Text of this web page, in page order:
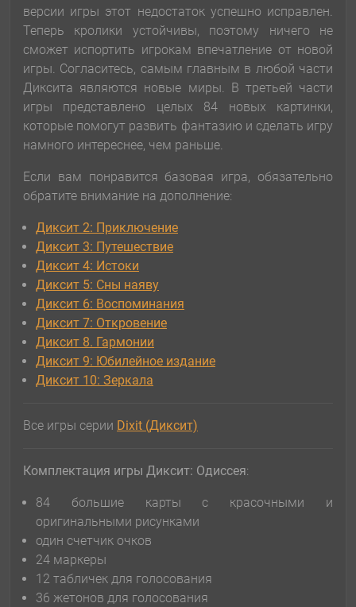
версии игры этот недостаток успешно исправлен.
Теперь кролики устойчивы, поэтому ничего не
сможет испортить игрокам впечатление от новой
игры. Согласитесь, самым главным в любой части
Диксита являются новые миры. В третьей части
игры представлено целых 84 новых картинки,
которые помогут развить фантазию и сделать игру
намного интереснее, чем раньше.
Если вам понравится базовая игра, обязательно
обратите внимание на дополнение:
Диксит 2: Приключение
Диксит 3: Путешествие
Диксит 4: Истоки
Диксит 5: Сны наяву
Диксит 6: Воспоминания
Диксит 7: Откровение
Диксит 8. Гармонии
Диксит 9: Юбилейное издание
Диксит 10: Зеркала
Все игры серии Dixit (Диксит)
Комплектация игры Диксит: Одиссея:
84 большие карты с красочными и
оригинальными рисунками
один счетчик очков
24 маркеры
12 табличек для голосования
36 жетонов для голосования